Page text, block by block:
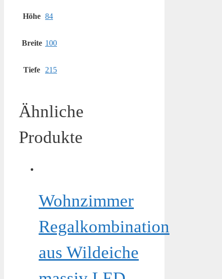
Höhe 84
Breite 100
Tiefe 215
Ähnliche
Produkte
Wohnzimmer
Regalkombination
aus Wildeiche